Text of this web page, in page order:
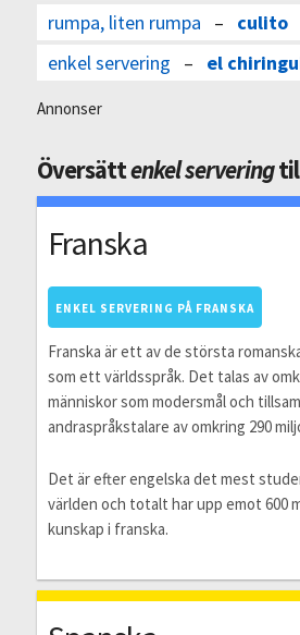
rumpa, liten rumpa – culito
enkel servering – el
Annonser
Översättenkel servering
Franska
ENKEL SERVERING PÅ FRANSKA
Franska är ett av de största
som ett världsspråk. Det talas av
människor som modersmål och
andraspråkstalare av omkring 290
Det är efter engelska det mest
världen och totalt har upp emot 600
kunskap i franska.